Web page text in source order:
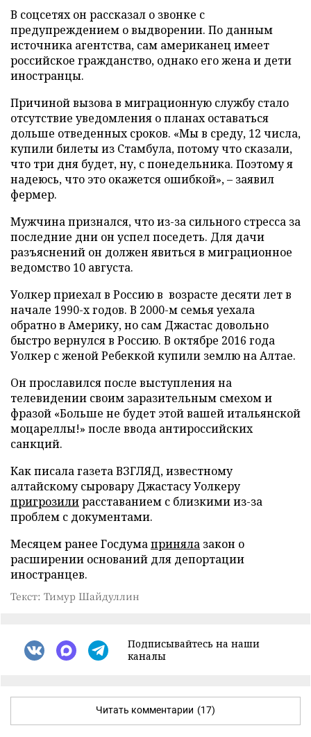
В соцсетях он рассказал о звонке с
предупреждением о выдворении. По данным
источника агентства, сам американец имеет
российское гражданство, однако его жена и дети
иностранцы.
Причиной вызова в миграционную службу стало
отсутствие уведомления о планах оставаться
дольше отведенных сроков. «Мы в среду, 12 числа,
купили билеты из Стамбула, потому что сказали,
что три дня будет, ну, с понедельника. Поэтому я
надеюсь, что это окажется ошибкой», – заявил
фермер.
Мужчина признался, что из-за сильного стресса за
последние дни он успел поседеть. Для дачи
разъяснений он должен явиться в миграционное
ведомство 10 августа.
Уолкер приехал в Россию в возрасте десяти лет в
начале 1990-х годов. В 2000-м семья уехала
обратно в Америку, но сам Джастас довольно
быстро вернулся в Россию. В октябре 2016 года
Уолкер с женой Ребеккой купили землю на Алтае.
Он прославился после выступления на
телевидении своим заразительным смехом и
фразой «Больше не будет этой вашей итальянской
моцареллы!» после ввода антироссийских
санкций.
Как писала газета ВЗГЛЯД, известному
алтайскому сыровару Джастасу Уолкеру
пригрозилирасставанием с близкими из-за
проблем с документами.
Месяцем ранее Госдумаприняла закон о
расширении оснований для депортации
иностранцев.
Текст: Тимур Шайдуллин
Подписывайтесь на наши
каналы
Читать комментарии (17)